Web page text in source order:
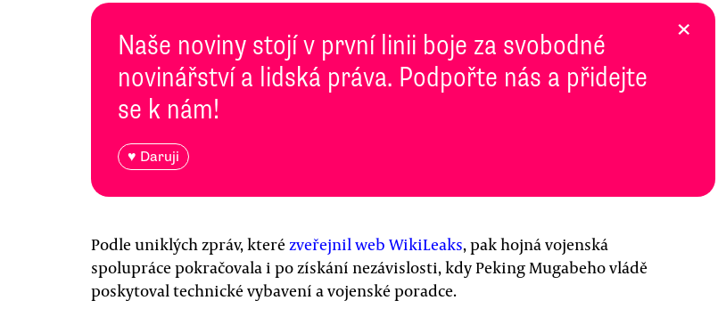
Naše noviny stojí v první linii boje za svobodné
novinářství a lidská práva. Podpořte nás a přidejte
se k nám!
♥ Daruji
×
Podle uniklých zpráv, kterézveřejnil web WikiLeaks, pak hojná vojenská
spolupráce pokračovala i po získání nezávislosti, kdy Peking Mugabeho vládě
poskytoval technické vybavení a vojenské poradce.